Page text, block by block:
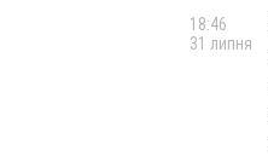
18:46
31 липня